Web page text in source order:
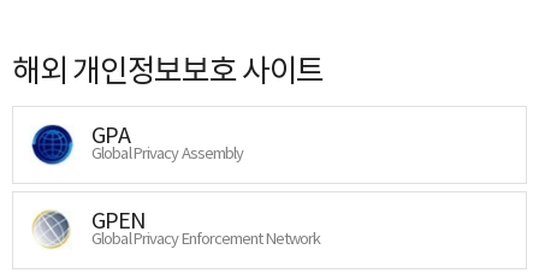
해외 개인정보보호 사이트
GPA
Global Privacy Assembly
GPEN
Global Privacy Enforcement Network